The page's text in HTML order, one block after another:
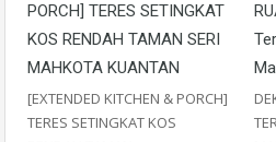
PORCH] TERES SETINGKAT
KOS RENDAH TAMAN SERI
MAHKOTA KUANTAN
[EXTENDED KITCHEN & PORCH]
TERES SETINGKAT KOS